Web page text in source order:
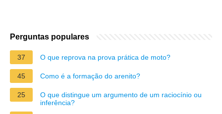
Perguntas populares
37 O que reprova na prova prática de moto?
45 Como é a formação do arenito?
25
O que distingue um argumento de um raciocínio ou
inferência?